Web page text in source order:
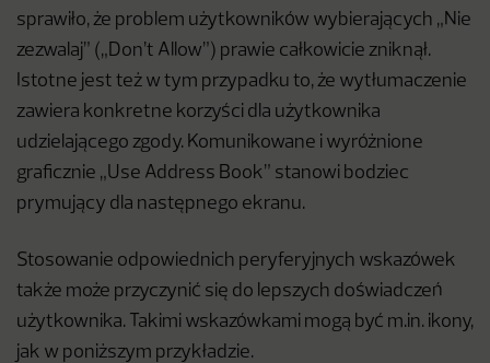
sprawiło, że problem użytkowników wybierających „Nie
zezwalaj” („Don’t Allow”) prawie całkowicie zniknął.
Istotne jest też w tym przypadku to, że wytłumaczenie
zawiera konkretne korzyści dla użytkownika
udzielającego zgody. Komunikowane i wyróżnione
graficznie „Use Address Book” stanowi bodziec
prymujący dla następnego ekranu.
Stosowanie odpowiednich peryferyjnych wskazówek
także może przyczynić się do lepszych doświadczeń
użytkownika. Takimi wskazówkami mogą być m.in. ikony,
jak w poniższym przykładzie.